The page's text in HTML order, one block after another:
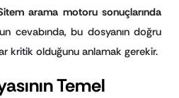
arama motoru sonuçlarında
cevabında, bu dosyanın doğru
kritik olduğunu anlamak gerekir.
Temel